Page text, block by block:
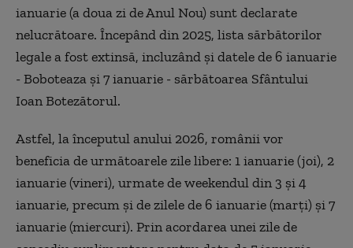
ianuarie (a doua zi de Anul Nou) sunt declarate
nelucrătoare. Începând din 2025, lista sărbătorilor
legale a fost extinsă, incluzând și datele de 6 ianuarie
- Boboteaza și 7 ianuarie - sărbătoarea Sfântului
Ioan Botezătorul.
Astfel, la începutul anului 2026, românii vor
beneficia de următoarele zile libere: 1 ianuarie (joi), 2
ianuarie (vineri), urmate de weekendul din 3 și 4
ianuarie, precum și de zilele de 6 ianuarie (marți) și 7
ianuarie (miercuri). Prin acordarea unei zile de